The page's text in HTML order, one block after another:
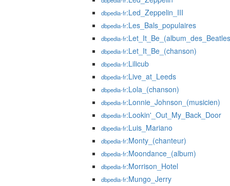
dbpedia-fr:Led_Zeppelin_III
dbpedia-fr:Les_Bals_populaires
dbpedia-fr
dbpedia-fr:Let_It_Be_(chanson)
dbpedia-fr:Lilicub
dbpedia-fr:Live_at_Leeds
dbpedia-fr:Lola_(chanson)
dbpedia-fr:Lonnie_Johnson_(musicien)
dbpedia-fr:Lookin'_Out_My_Back_Door
dbpedia-fr:Luis_Mariano
dbpedia-fr:Monty_(chanteur)
dbpedia-fr:Moondance_(album)
dbpedia-fr:Morrison_Hotel
dbpedia-fr:Mungo_Jerry